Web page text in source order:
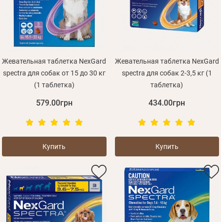
Жевательная таблетка NexGard
spectra для собак от 15 до 30 кг
(1 таблетка)
579.00грн
Купить
Жевательная таблетка NexGard
spectra для собак 2-3,5 кг (1
таблетка)
434.00грн
Купить